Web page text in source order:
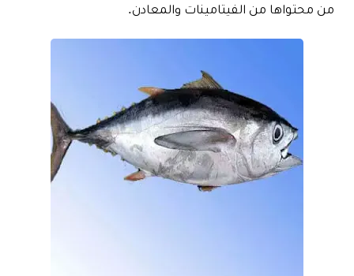
من محتواها من الفيتامينات والمعادن.